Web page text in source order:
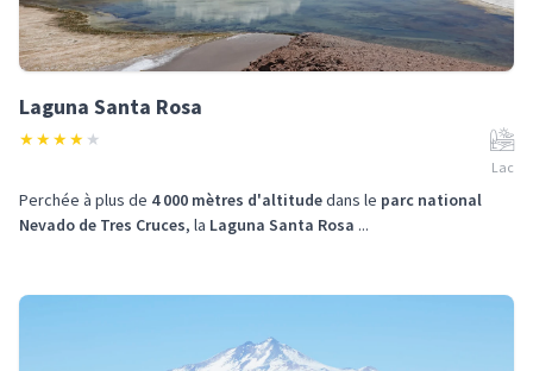
Laguna Santa Rosa
★★★★ ★
Lac
Perchée à plus de 4 000 mètres d'altitudedans le parc national
Nevado de Tres Cruces, la Laguna Santa Rosa ...